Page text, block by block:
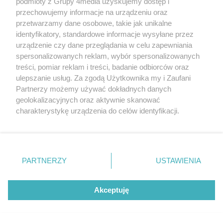
Pielgrzymka na Jasną Górę (zdjęcia) Liczba
Data dodania galerii:
06.08.2026
przechowujemy informacje na urządzeniu oraz
przetwarzamy dane osobowe, takie jak unikalne
identyfikatory, standardowe informacje wysyłane przez
urządzenie czy dane przeglądania w celu zapewniania
spersonalizowanych reklam, wybór spersonalizowanych
treści, pomiar reklam i treści, badanie odbiorców oraz
ulepszanie usług. Za zgodą Użytkownika my i Zaufani
Partnerzy możemy używać dokładnych danych
geolokalizacyjnych oraz aktywnie skanować
charakterystykę urządzenia do celów identyfikacji.
zmienić/wycofać klikając przycisk ustawień prywatności
znajdujący się w lewym dolnym rogu strony
. Niektóre
użytkownika, ale masz prawo sprzeciwić się takiemu
przetwarzaniu. Preferencje będą miały zastosowania tylko
PARTNERZY USTAWIENIA
Akceptuję